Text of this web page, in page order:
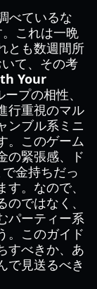
べているな
これは一晩
とも数週間所
て、その考
Your
プの相性、
行重視のマル
ンブル系ミニ
。このゲーム
の緊張感、ド
金持ちだっ
。なので、
ではなく、
パーティー系
。このガイド
すべきか、あ
で見送るべき